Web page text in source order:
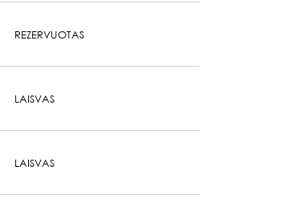
REZERVUOTAS
LAISVAS
LAISVAS